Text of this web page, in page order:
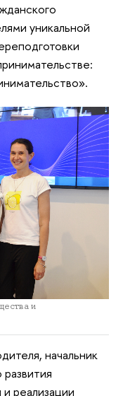
уникальной
и
начальник
реализации